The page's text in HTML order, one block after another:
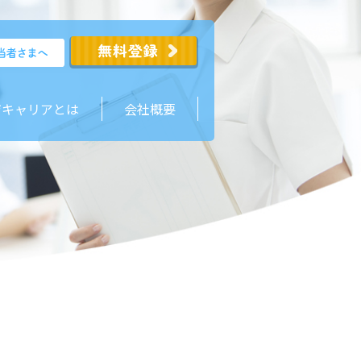
ャリアとは 会社概要